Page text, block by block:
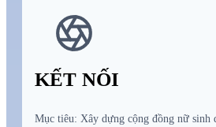
KẾT NỐI
Mục tiêu: Xây dựng cộng đồng nữ sinh